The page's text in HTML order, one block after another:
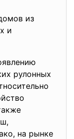
из
и
рулонных
на рынке